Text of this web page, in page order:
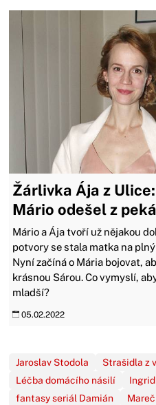
Žárlivka Ája z
Mário odešel z
Mário a Ája tvoří už nějakou
potvory se stala matka na
Nyní začíná o Mária bojovat,
krásnou Sárou. Co vymyslí,
mladší?
05.02.2022
Jaroslav Stodola Strašidla z
Léčba domácího násilí
fantasy seriál Damián